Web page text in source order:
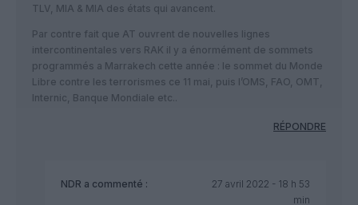
TLV, MIA & MIA des états qui avancent.
Par contre fait que AT ouvrent de nouvelles lignes
intercontinentales vers RAK il y a énormément de sommets
programmés a Marrakech cette année : le sommet du Monde
Libre contre les terrorismes ce 11 mai, puis l’OMS, FAO, OMT,
Internic, Banque Mondiale etc..
RÉPONDRE
NDR a commenté :
27 avril 2022 - 18 h 53
min